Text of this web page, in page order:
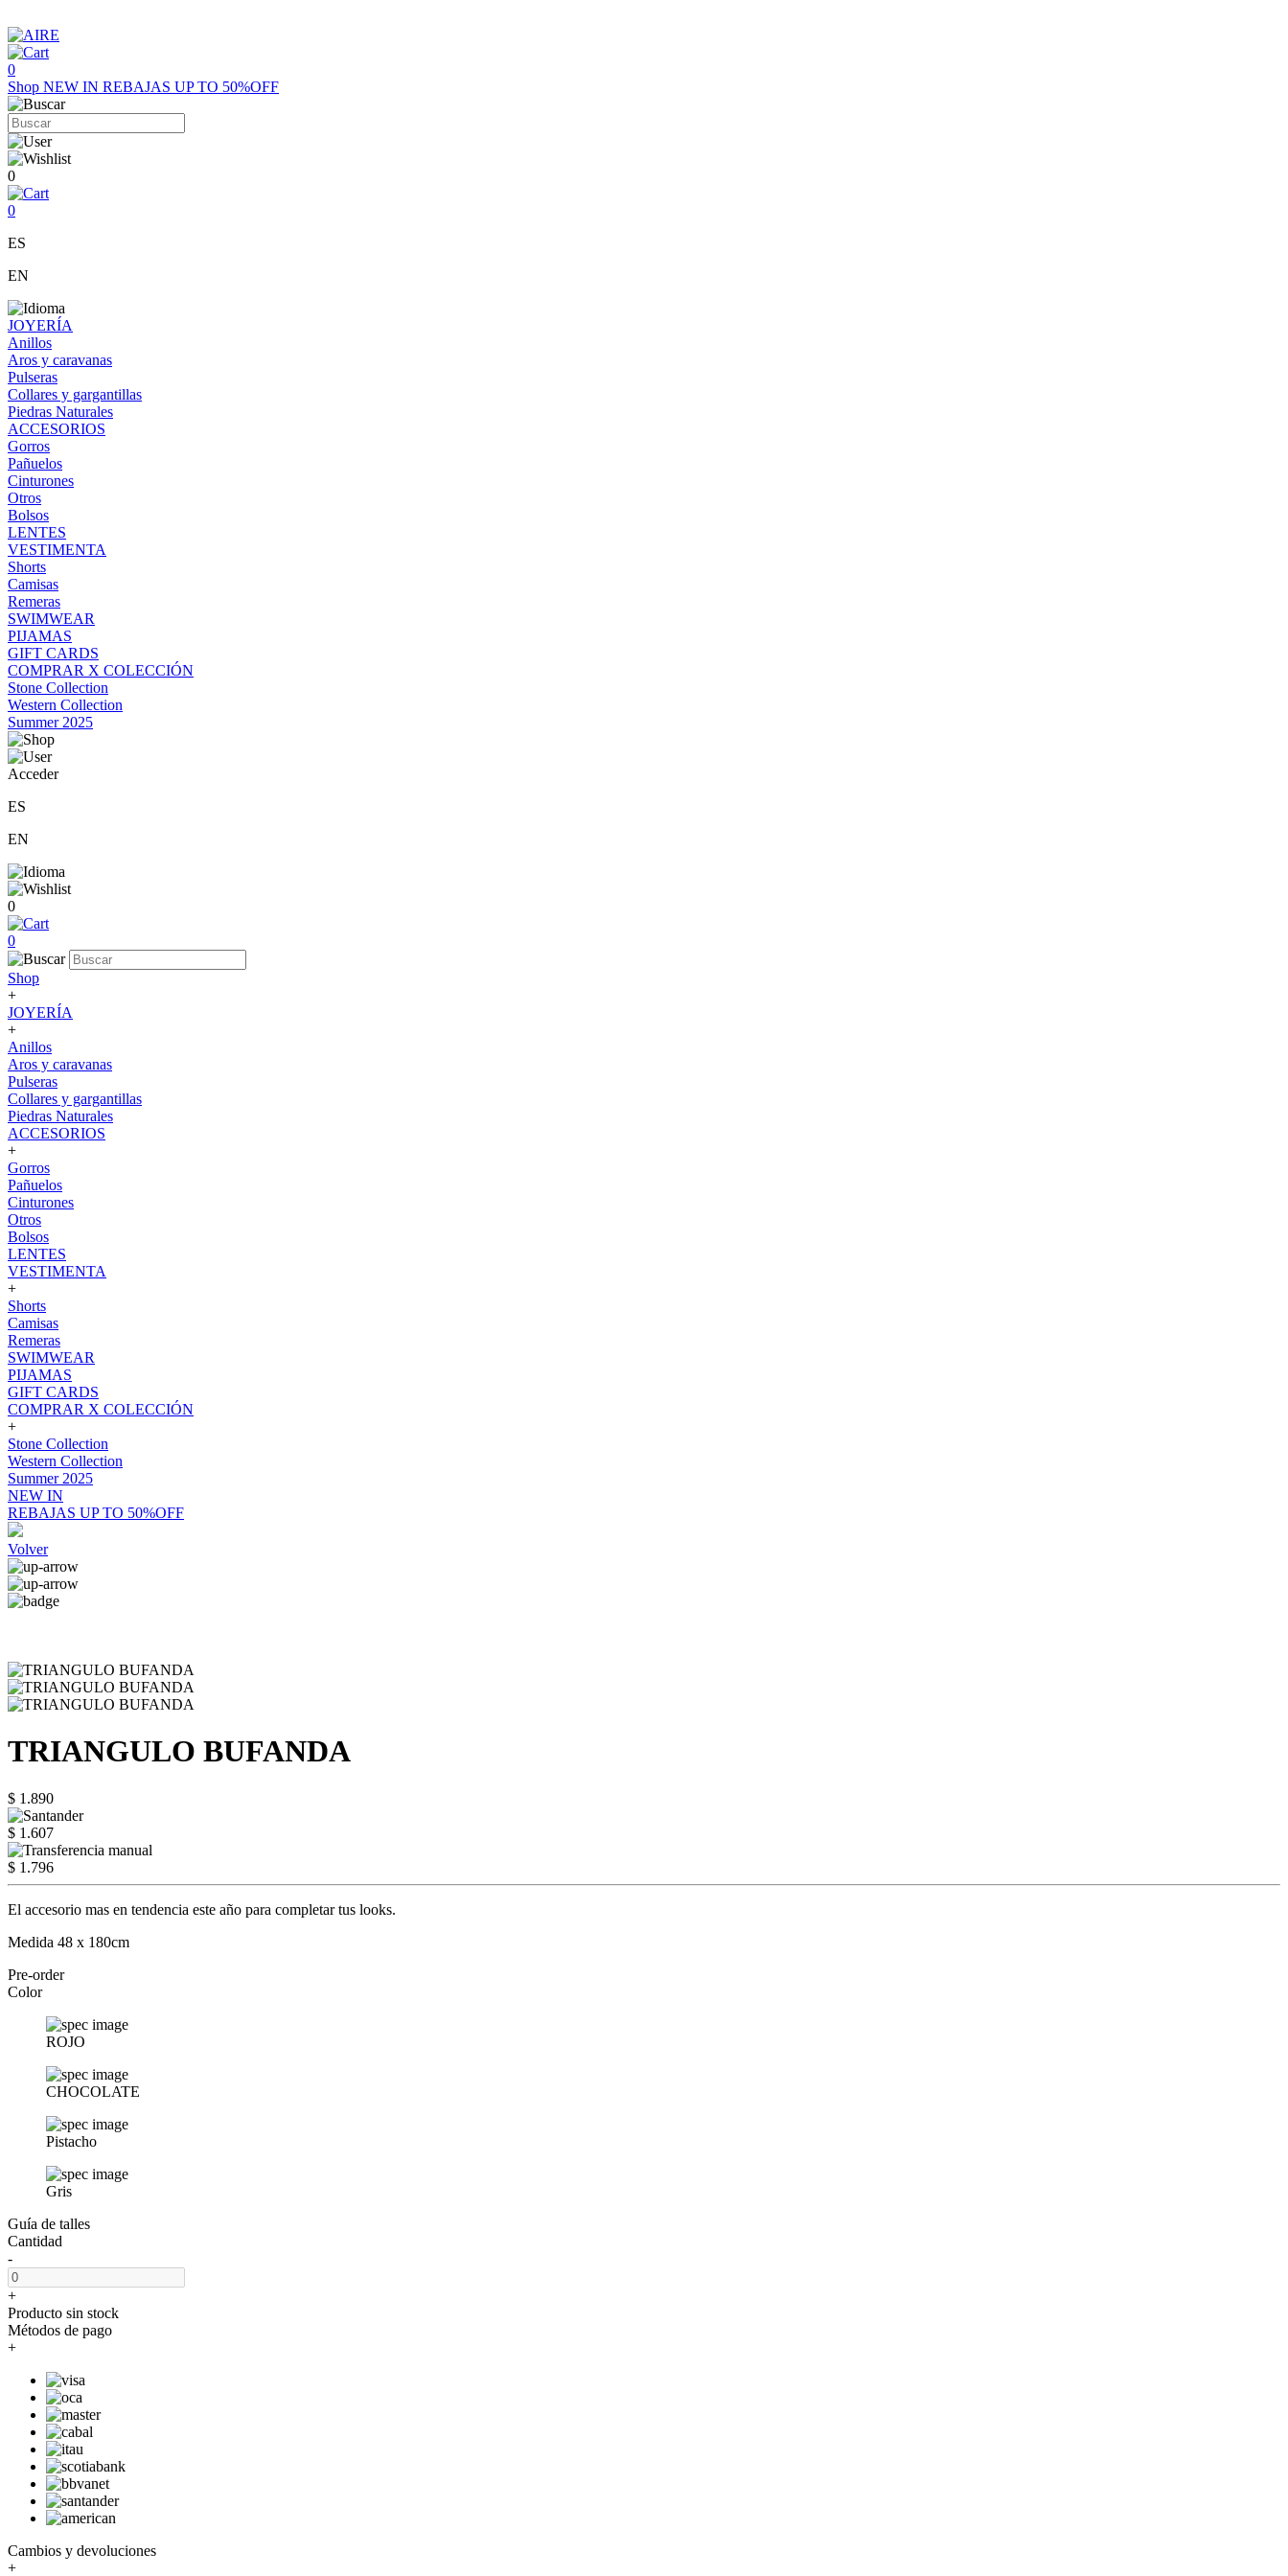
0
Shop NEW IN REBAJAS UP TO 50%OFF
0
0
ES
EN
JOYERÍA
Anillos
Aros y caravanas
Pulseras
Collares y gargantillas
Piedras Naturales
ACCESORIOS
Gorros
Pañuelos
Cinturones
Otros
Bolsos
LENTES
VESTIMENTA
Shorts
Camisas
Remeras
SWIMWEAR
PIJAMAS
GIFT CARDS
COMPRAR X COLECCIÓN
Stone Collection
Western Collection
Summer 2025
Acceder
ES
EN
0
0
Shop
+
JOYERÍA
+
Anillos
Aros y caravanas
Pulseras
Collares y gargantillas
Piedras Naturales
ACCESORIOS
+
Gorros
Pañuelos
Cinturones
Otros
Bolsos
LENTES
VESTIMENTA
+
Shorts
Camisas
Remeras
SWIMWEAR
PIJAMAS
GIFT CARDS
COMPRAR X COLECCIÓN
+
Stone Collection
Western Collection
Summer 2025
NEW IN
REBAJAS UP TO 50%OFF
Volver
TRIANGULO BUFANDA
$ 1.890
$ 1.607
$ 1.796
El accesorio mas en tendencia este año para completar tus looks.
Medida 48 x 180cm
Pre-order
Color
ROJO
CHOCOLATE
Pistacho
Gris
Guía de talles
Cantidad
-
+
Producto sin stock
Métodos de pago
+
Cambios y devoluciones
+